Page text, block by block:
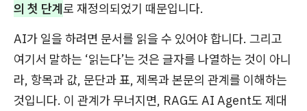
의 첫 단계로 재정의되었기 때문입니다.
AI가 일을 하려면 문서를 읽을 수 있어야 합니다. 그리고
여기서 말하는 ‘읽는다’는 것은 글자를 나열하는 것이 아니
라, 항목과 값, 문단과 표, 제목과 본문의 관계를 이해하는
것입니다. 이 관계가 무너지면, RAG도 AI Agent도 제대